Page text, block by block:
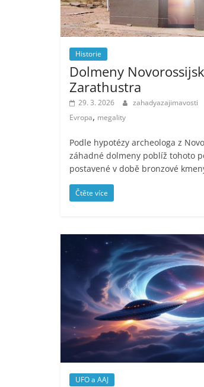
Historie
Dolmeny
Zarathustra
29. 3. 2026 zahadyazajimavosti
Evropa, megality
Podle hypotézy archeologa z
záhadné dolmeny poblíž tohoto
postavené v době bronzové
Čtěte více
UFO a AAJ